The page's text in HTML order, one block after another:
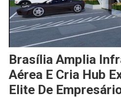
Brasília Amplia
Aérea E Cria Hub
Elite De